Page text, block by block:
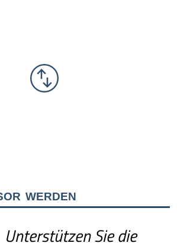
werden
Unterstützen Sie die